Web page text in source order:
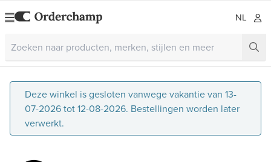
NL
Deze winkel is gesloten vanwege vakantie van 13-
07-2026 tot 12-08-2026. Bestellingen worden later
verwerkt.